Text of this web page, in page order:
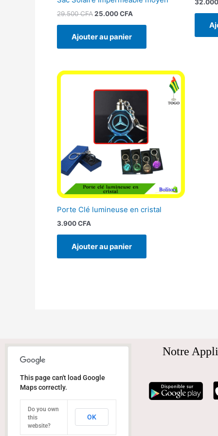
29.500CFA25.000CFA
Ajouter au panier
32.000
Porte Clé lumineuse en cristal
3.900CFA
Ajouter au panier
This page can't load Google
Maps correctly.
Do you own
this
website?
OK
Notre